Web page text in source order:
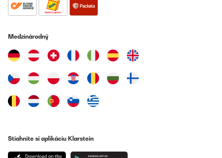
Medzinárodný
Stiahnite si aplikáciu Klarstein